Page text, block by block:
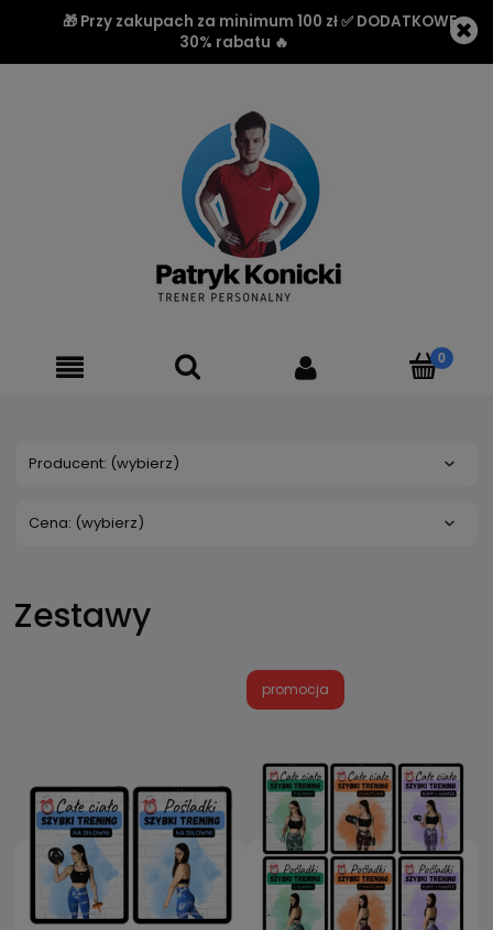
🎁 Przy zakupach za minimum 100 zł ✅ DODATKOWE
30% rabatu 🔥
Producent: (wybierz)
Cena: (wybierz)
Zestawy
promocja